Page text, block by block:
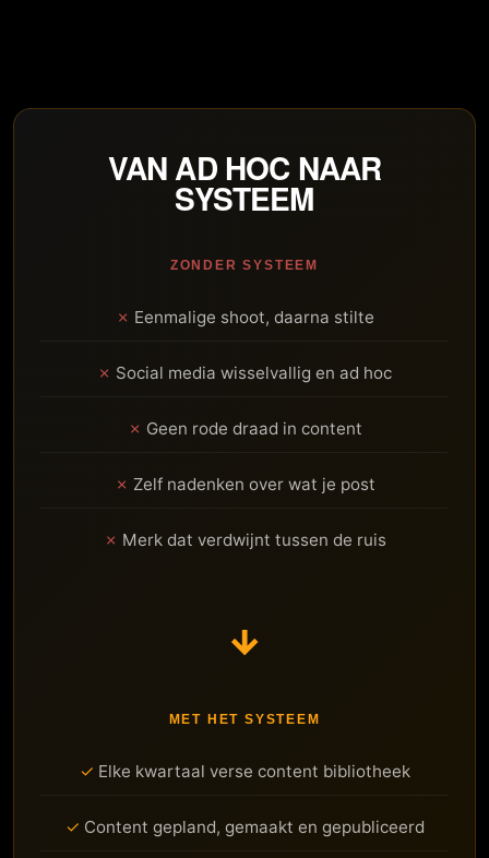
VAN AD HOC NAAR
SYSTEEM
ZONDER SYSTEEM
Eenmalige shoot, daarna stilte
Social media wisselvallig en ad hoc
Geen rode draad in content
Zelf nadenken over wat je post
Merk dat verdwijnt tussen de ruis
→
MET HET SYSTEEM
Elke kwartaal verse content bibliotheek
Content gepland, gemaakt en gepubliceerd